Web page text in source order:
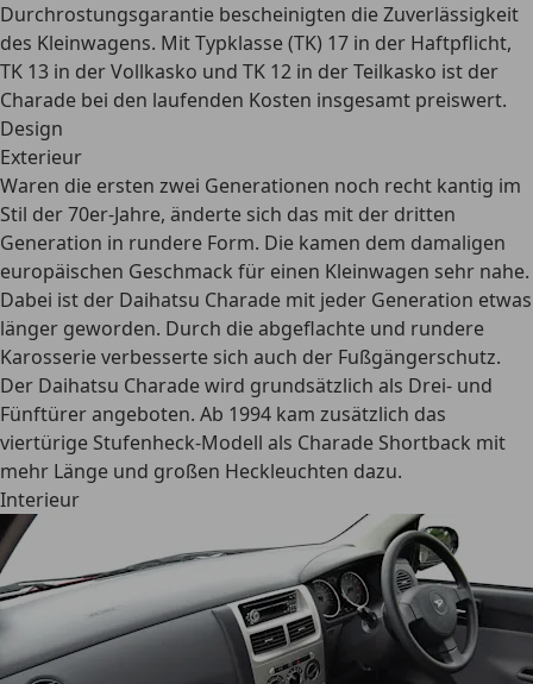
Durchrostungsgarantie bescheinigten die Zuverlässigkeit
des Kleinwagens. Mit Typklasse (TK) 17 in der Haftpflicht,
TK 13 in der Vollkasko und TK 12 in der Teilkasko ist der
Charade bei den laufenden Kosten insgesamt preiswert.
Design
Exterieur
Waren die ersten zwei Generationen noch recht kantig im
Stil der 70er-Jahre, änderte sich das mit der dritten
Generation in rundere Form. Die kamen dem damaligen
europäischen Geschmack für einen Kleinwagen sehr nahe.
Dabei ist der Daihatsu Charade mit jeder Generation etwas
länger geworden. Durch die abgeflachte und rundere
Karosserieverbesserte sich auch der Fußgängerschutz.
Der Daihatsu Charade wird grundsätzlich als Drei- und
Fünftürer angeboten. Ab 1994 kam zusätzlich das
viertürige Stufenheck-Modell als Charade Shortback mit
mehr Länge und großen Heckleuchten dazu.
Interieur